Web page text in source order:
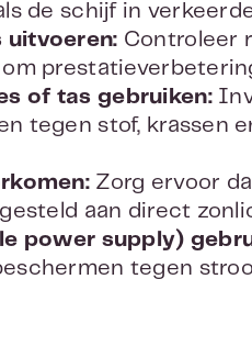
de schijf in
uitvoeren: Controleer
of tas gebruiken:
tegen stof, krassen
Zorg ervoor
aan direct
power supply)
tegen